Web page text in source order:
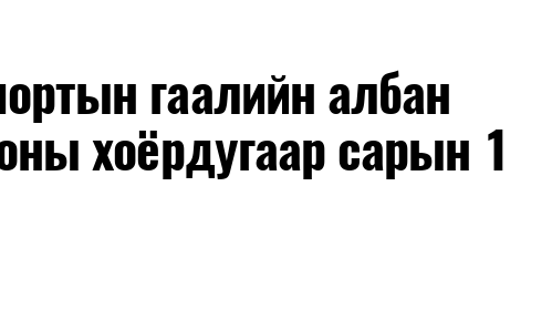
гаалийн албан
хоёрдугаар сарын 1